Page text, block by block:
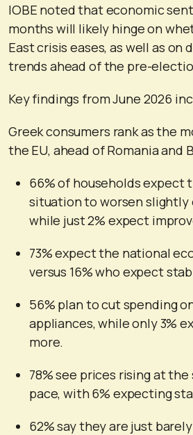
IOBE noted that economic
months will likely hinge on
East crisis eases, as well as
trends ahead of the pre-
Key findings from June 2026
Greek consumers rank as the
the EU, ahead of Romania and
66% of households expect
situation to worsen slightly
while just 2% expect
73% expect the national
versus 16% who expect
56% plan to cut spending
appliances, while only 3%
more.
78% see prices rising at
pace, with 6% expecting
62% say they are just